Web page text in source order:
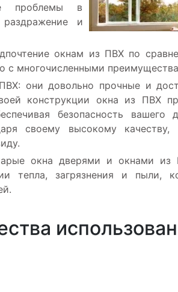
проблемы в
и
окнам из ПВХ по
с многочисленными
они довольно прочные и
конструкции окна из ПВХ
безопасность
своему высокому качеству,
окна дверями и окнами из
тепла, загрязнения и пыли,